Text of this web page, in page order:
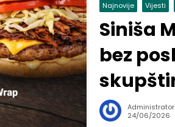
Najnovije Vijesti
Siniša
bez
Administrator
24/06/2026